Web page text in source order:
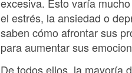
el estrés, la ansiedad o
saben cómo afrontar sus
para aumentar sus
De todos ellos, la mayoría